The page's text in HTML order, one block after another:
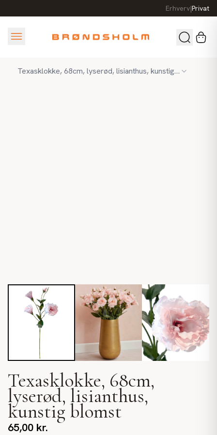
Erhverv|Privat
Texasklokke, 68cm, lyserød, lisianthus, kunstig blomst
Texasklokke, 68cm,
lyserød, lisianthus,
kunstig blomst
65,00 kr.